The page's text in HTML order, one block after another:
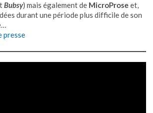
Bubsy) mais également de MicroProse et,
durant une période plus difficile de son
presse